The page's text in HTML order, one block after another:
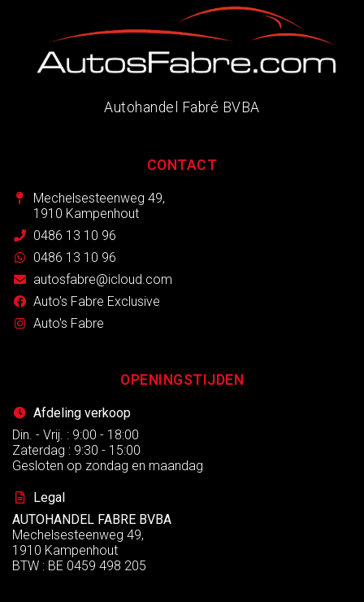
Autohandel Fabré BVBA
CONTACT
Mechelsesteenweg 49,
1910 Kampenhout
0486 13 10 96
0486 13 10 96
autosfabre@icloud.com
Auto's Fabre Exclusive
Auto's Fabre
OPENINGSTIJDEN
Afdeling verkoop
Din. - Vrij. : 9:00 - 18:00
Zaterdag : 9:30 - 15:00
Gesloten op zondag en maandag
Legal
AUTOHANDEL FABRE BVBA
Mechelsesteenweg 49,
1910 Kampenhout
BTW : BE 0459 498 205